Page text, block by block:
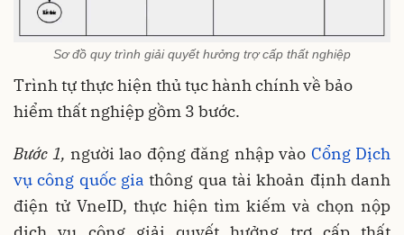
Sơ đồ quy trình giải quyết hưởng trợ cấp thất nghiệp
Trình tự thực hiện thủ tục hành chính về bảo
hiểm thất nghiệp gồm 3 bước.
Bước 1, người lao động đăng nhập vào Cổng Dịch
vụ công quốc gia thông qua tài khoản định danh
điện tử VneID, thực hiện tìm kiếm và chọn nộp